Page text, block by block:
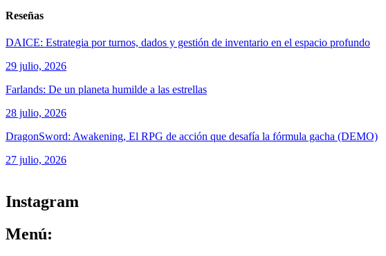
Reseñas
DAICE: Estrategia por turnos, dados y gestión de inventario en el espacio profundo
29 julio, 2026
Farlands: De un planeta humilde a las estrellas
28 julio, 2026
DragonSword: Awakening, El RPG de acción que desafía la fórmula gacha (DEMO)
27 julio, 2026
Instagram
Menú: